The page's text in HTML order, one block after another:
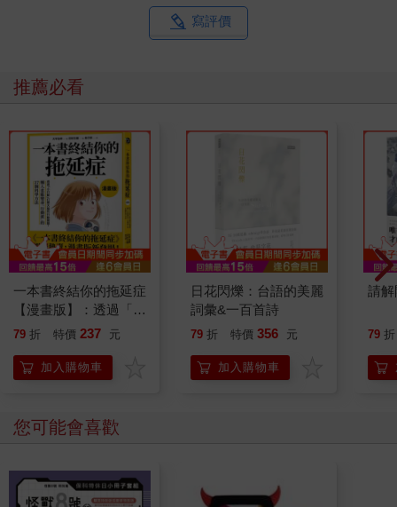
寫評價
推薦必看
一本書終結你的拖延症
【漫畫版】：透過「小
行動」打開大腦的行動
「行動派」的37個科
學方法
79 折 特價 237 元
加入購物車
日花閃爍：台語的美麗
詞彙&一百首詩
79 折 特價 356 元
加入購物車
請解
79 折
您可能會喜歡